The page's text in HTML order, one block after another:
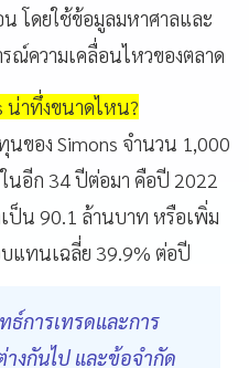
โดยใช้ข้อมูลมหาศาลและ
ณ์ความเคลื่อนไหวของตลาด
น่าทึ่งขนาดไหน?
ของ Simons จำนวน 1,000
นอีก 34 ปีต่อมา คือปี 2022
ป็น 90.1 ล้านบาท หรือเพิ่ม
แทนเฉลี่ย 39.9% ต่อปี
ธ์การเทรดและการ
งกันไป และข้อจำกัด